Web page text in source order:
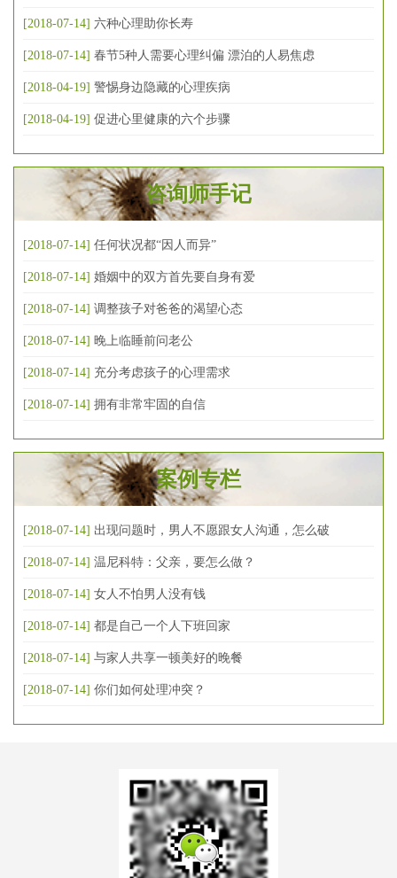
[2018-07-14] 六种心理助你长寿
[2018-07-14] 春节5种人需要心理纠偏 漂泊的人易焦虑
[2018-04-19] 警惕身边隐藏的心理疾病
[2018-04-19] 促进心里健康的六个步骤
咨询师手记
[2018-07-14] 任何状况都“因人而异”
[2018-07-14] 婚姻中的双方首先要自身有爱
[2018-07-14] 调整孩子对爸爸的渴望心态
[2018-07-14] 晚上临睡前问老公
[2018-07-14] 充分考虑孩子的心理需求
[2018-07-14] 拥有非常牢固的自信
案例专栏
[2018-07-14] 出现问题时，男人不愿跟女人沟通，怎么破
[2018-07-14] 温尼科特：父亲，要怎么做？
[2018-07-14] 女人不怕男人没有钱
[2018-07-14] 都是自己一个人下班回家
[2018-07-14] 与家人共享一顿美好的晚餐
[2018-07-14] 你们如何处理冲突？